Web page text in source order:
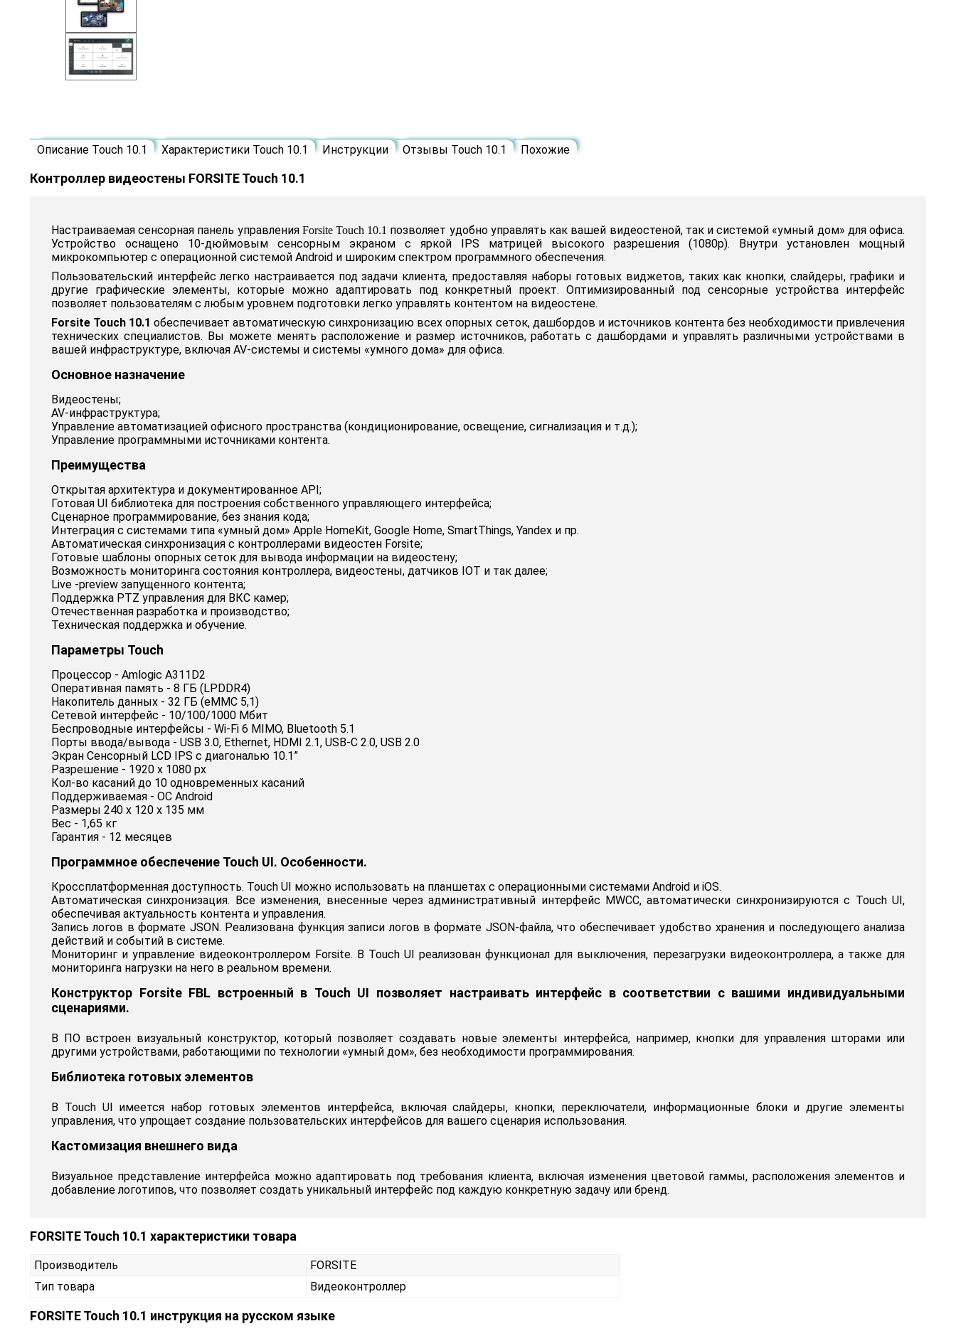
Описание Touch 10.1 Характеристики Touch 10.1 Инструкции Отзывы Touch 10.1 Похожие
Контроллер видеостены FORSITE Touch 10.1
Настраиваемая сенсорная панель управления Forsite Touch 10.1 позволяет удобно управлять как вашей видеостеной, так и системой «умный дом» для офиса.
Устройство оснащено 10-дюймовым сенсорным экраном с яркой IPS матрицей высокого разрешения (1080p). Внутри установлен мощный
микрокомпьютер с операционной системой Android и широким спектром программного обеспечения.
Пользовательский интерфейс легко настраивается под задачи клиента, предоставляя наборы готовых виджетов, таких как кнопки, слайдеры, графики и
другие графические элементы, которые можно адаптировать под конкретный проект. Оптимизированный под сенсорные устройства интерфейс
позволяет пользователям с любым уровнем подготовки легко управлять контентом на видеостене.
Forsite Touch 10.1обеспечивает автоматическую синхронизацию всех опорных сеток, дашбордов и источников контента без необходимости привлечения
технических специалистов. Вы можете менять расположение и размер источников, работать с дашбордами и управлять различными устройствами в
вашей инфраструктуре, включая AV-системы и системы «умного дома» для офиса.
Основное назначение
Видеостены;
AV-инфраструктура;
Управление автоматизацией офисного пространства (кондиционирование, освещение, сигнализация и т.д.);
Управление программными источниками контента.
Преимущества
Открытая архитектура и документированное API;
Готовая UI библиотека для построения собственного управляющего интерфейса;
Сценарное программирование, без знания кода;
Интеграция с системами типа «умный дом» Apple HomeKit, Google Home, SmartThings, Yandex и пр.
Автоматическая синхронизация с контроллерами видеостен Forsite;
Готовые шаблоны опорных сеток для вывода информации на видеостену;
Возможность мониторинга состояния контроллера, видеостены, датчиков IOT и так далее;
Live -preview запущенного контента;
Поддержка PTZ управления для ВКС камер;
Отечественная разработка и производство;
Техническая поддержка и обучение.
Параметры Touch
Процессор - Amlogic A311D2
Оперативная память - 8 ГБ (LPDDR4)
Накопитель данных - 32 ГБ (eMMC 5,1)
Сетевой интерфейс - 10/100/1000 Мбит
Беспроводные интерфейсы - Wi-Fi 6 MIMO, Bluetooth 5.1
Порты ввода/вывода - USB 3.0, Ethernet, HDMI 2.1, USB-C 2.0, USB 2.0
Экран Сенсорный LCD IPS с диагональю 10.1”
Разрешение - 1920 х 1080 px
Кол-во касаний до 10 одновременных касаний
Поддерживаемая - ОС Android
Размеры 240 x 120 x 135 мм
Вес - 1,65 кг
Гарантия - 12 месяцев
Программное обеспечение Touch UI. Особенности.
Кроссплатформенная доступность. Touch UI можно использовать на планшетах с операционными системами Android и iOS.
Автоматическая синхронизация. Все изменения, внесенные через административный интерфейс MWCC, автоматически синхронизируются с Touch UI,
обеспечивая актуальность контента и управления.
Запись логов в формате JSON. Реализована функция записи логов в формате JSON-файла, что обеспечивает удобство хранения и последующего анализа
действий и событий в системе.
Мониторинг и управление видеоконтроллером Forsite. В Touch UI реализован функционал для выключения, перезагрузки видеоконтроллера, а также для
мониторинга нагрузки на него в реальном времени.
Конструктор Forsite FBL встроенный в Touch UI позволяет настраивать интерфейс в соответствии с вашими индивидуальными
сценариями.
В ПО встроен визуальный конструктор, который позволяет создавать новые элементы интерфейса, например, кнопки для управления шторами или
другими устройствами, работающими по технологии «умный дом», без необходимости программирования.
Библиотека готовых элементов
В Touch UI имеется набор готовых элементов интерфейса, включая слайдеры, кнопки, переключатели, информационные блоки и другие элементы
управления, что упрощает создание пользовательских интерфейсов для вашего сценария использования.
Кастомизация внешнего вида
Визуальное представление интерфейса можно адаптировать под требования клиента, включая изменения цветовой гаммы, расположения элементов и
добавление логотипов, что позволяет создать уникальный интерфейс под каждую конкретную задачу или бренд.
FORSITE Touch 10.1 характеристики товара
Производитель
FORSITE
Тип товара
Видеоконтроллер
FORSITE Touch 10.1 инструкция на русском языке